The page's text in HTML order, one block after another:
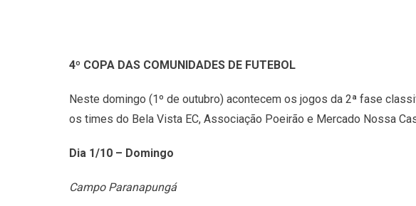
4º COPA DAS COMUNIDADES DE FUTEBOL
Neste domingo (1º de outubro) acontecem os jogos da 2ª fase
os times do Bela Vista EC, Associação Poeirão e Mercado Nossa
Dia 1/10 – Domingo
Campo Paranapungá